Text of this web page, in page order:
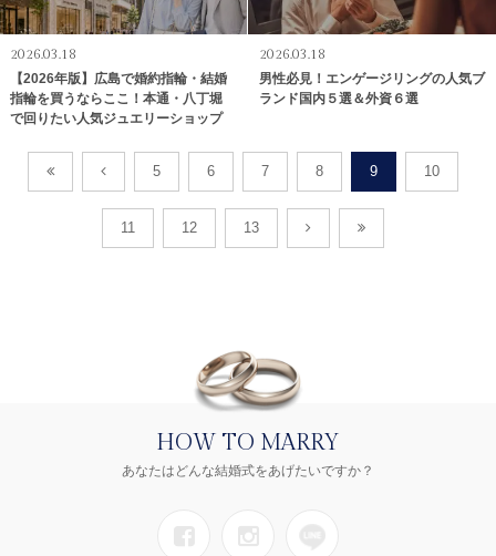
2026.03.18
【2026年版】広島で婚約指輪・結婚
指輪を買うならここ！本通・八丁堀
で回りたい人気ジュエリーショップ
2026.03.18
男性必見！エンゲージリングの人気ブ
ランド国内５選＆外資６選
5 6 7 8 9 10
11 12 13
HOW TO MARRY
あなたはどんな結婚式をあげたいですか？